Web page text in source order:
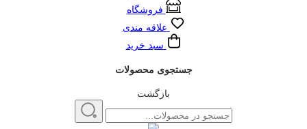
فروشگاه
علاقه مندی
سبد خرید
جستجوی محصولات
بازگشت